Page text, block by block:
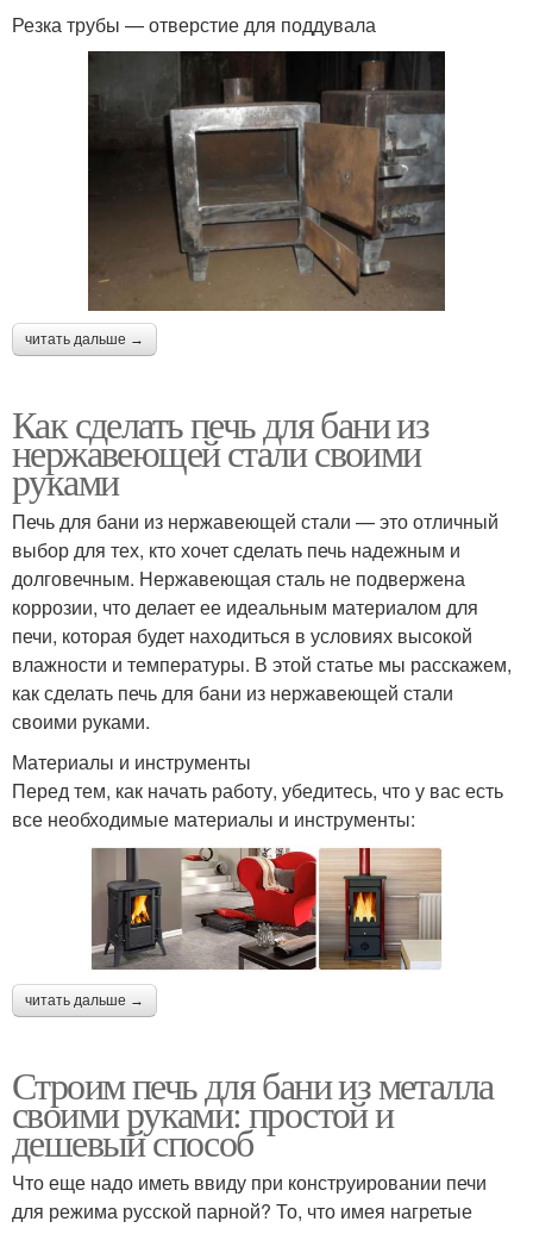
Резка трубы — отверстие для поддувала
читать дальше →
Как сделать печь для бани из
нержавеющей стали своими
руками
Печь для бани из нержавеющей стали — это отличный
выбор для тех, кто хочет сделать печь надежным и
долговечным. Нержавеющая сталь не подвержена
коррозии, что делает ее идеальным материалом для
печи, которая будет находиться в условиях высокой
влажности и температуры. В этой статье мы расскажем,
как сделать печь для бани из нержавеющей стали
своими руками.
Материалы и инструменты
Перед тем, как начать работу, убедитесь, что у вас есть
все необходимые материалы и инструменты:
читать дальше →
Строим печь для бани из металла
своими руками: простой и
дешевый способ
Что еще надо иметь ввиду при конструировании печи
для режима русской парной? То, что имея нагретые